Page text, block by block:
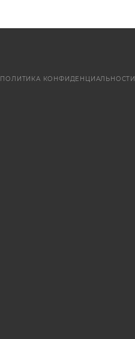
ПОЛИТИКА КОНФИДЕНЦИАЛЬНОСТИ